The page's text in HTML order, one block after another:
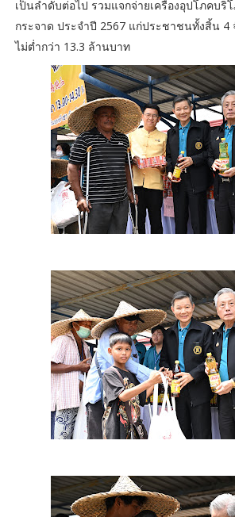
เป็นลำดับต่อไป รวมแจกจ่ายเครื่องอุปโภคบริ
กระจาด ประจำปี 2567 แก่ประชาชนทั้งสิ้น 4
ไม่ต่ำกว่า 13.3 ล้านบาท